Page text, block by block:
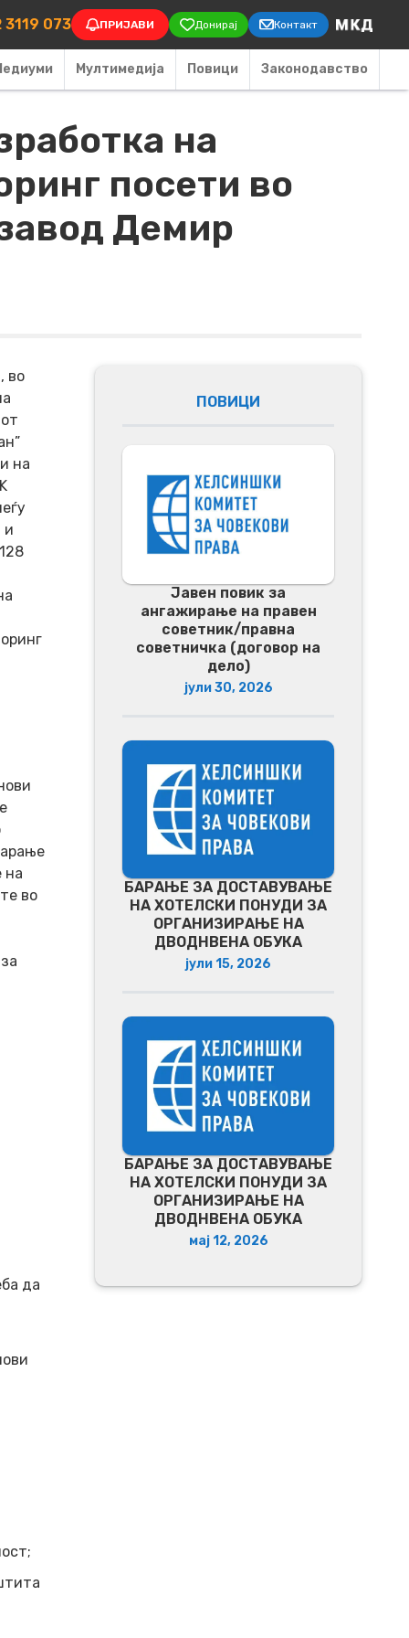
3119 073 ПРИЈАВИ Донирај Контакт
Мултимедија Повици Законодавство
на
посети во
Демир
во
на
и
на
во
да
ПОВИЦИ
Јавен повик за
ангажирање на правен
советник/правна
советничка (договор на
дело)
јули 30, 2026
БАРАЊЕ ЗА ДОСТАВУВАЊЕ
НA ХОТЕЛСКИ ПОНУДИ ЗА
ОРГАНИЗИРАЊЕ НА
ДВОДНВЕНА ОБУКА
јули 15, 2026
БАРАЊЕ ЗА ДОСТАВУВАЊЕ
НA ХОТЕЛСКИ ПОНУДИ ЗА
ОРГАНИЗИРАЊЕ НА
ДВОДНВЕНА ОБУКА
мај 12, 2026